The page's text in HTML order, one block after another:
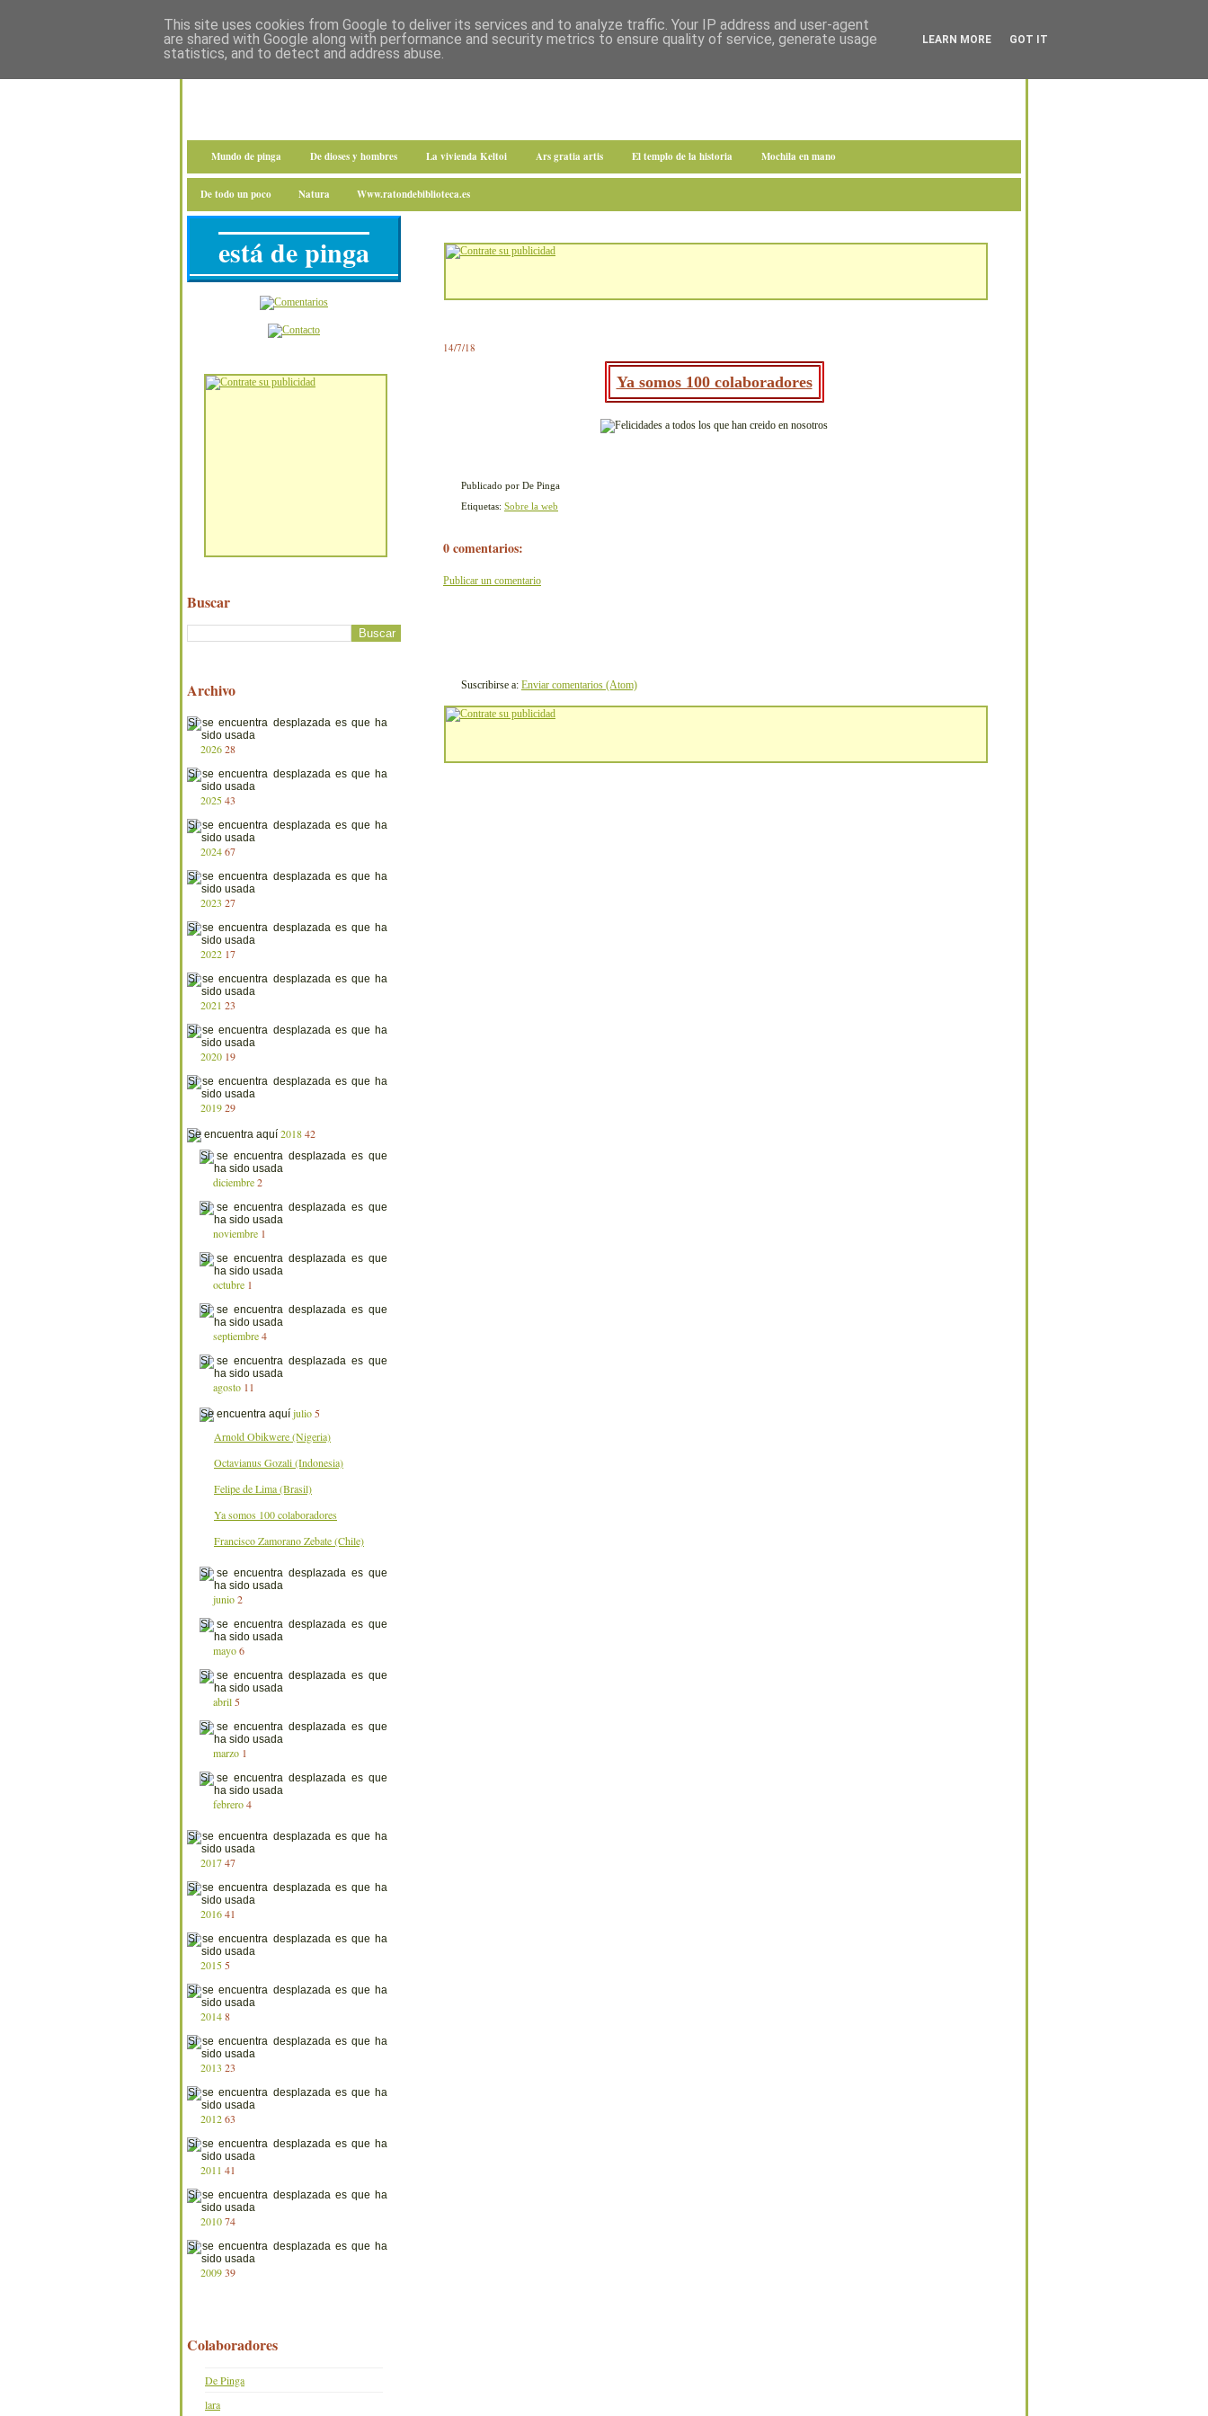
Mundo de pinga De dioses y hombres La vivienda Keltoi Ars gratia artis El templo de la historia Mochila en mano
De todo un poco Natura Www.ratondebiblioteca.es
14/7/18
Ya somos 100 colaboradores
Publicado por De Pinga
Etiquetas: Sobre la web
0 comentarios:
Publicar un comentario
Suscribirse a: Enviar comentarios (Atom)
está de pinga
Buscar
Archivo
202628
202543
202467
2023 27
2022 17
2021 23
2020 19
201929
201842
diciembre 2
noviembre 1
octubre 1
septiembre 4
agosto 11
julio 5
Arnold Obikwere (Nigeria)
Octavianus Gozali (Indonesia)
Felipe de Lima (Brasil)
Ya somos 100 colaboradores
Francisco Zamorano Zebate (Chile)
junio 2
mayo 6
abril 5
marzo 1
febrero 4
201747
201641
2015 5
20148
2013 23
201263
2011 41
201074
200939
Colaboradores
De Pinga
lara
This site uses cookies from Google to deliver its services and to analyze traffic. Your IP address and user-agent
are shared with Google along with performance and security metrics to ensure quality of service, generate usage
statistics, and to detect and address abuse.
LEARN MORE GOT IT